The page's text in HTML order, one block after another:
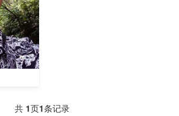
共 1页1条记录